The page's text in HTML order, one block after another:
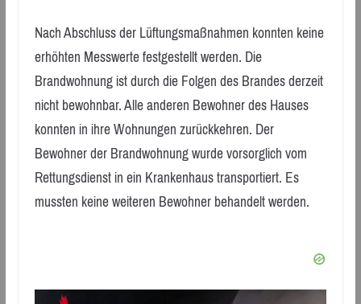
Nach Abschluss der Lüftungsmaßnahmen konnten keine
erhöhten Messwerte festgestellt werden. Die
Brandwohnung ist durch die Folgen des Brandes derzeit
nicht bewohnbar. Alle anderen Bewohner des Hauses
konnten in ihre Wohnungen zurückkehren. Der
Bewohner der Brandwohnung wurde vorsorglich vom
Rettungsdienst in ein Krankenhaus transportiert. Es
mussten keine weiteren Bewohner behandelt werden.